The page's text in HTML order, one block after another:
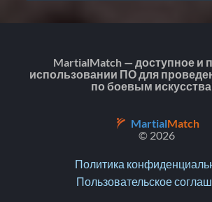
MartialMatch — доступное и
использовании ПО для
по боевым
MartialMatch
© 2026
Политика
Пользовательское